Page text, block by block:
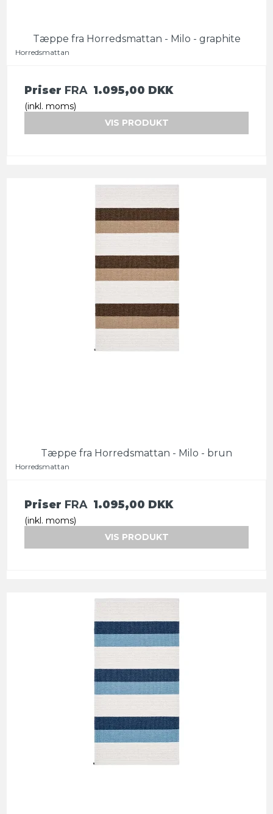
Tæppe fra Horredsmattan - Milo - graphite
Horredsmattan
Priser FRA 1.095,00 DKK
(inkl. moms)
VIS PRODUKT
Tæppe fra Horredsmattan - Milo - brun
Horredsmattan
Priser FRA 1.095,00 DKK
(inkl. moms)
VIS PRODUKT